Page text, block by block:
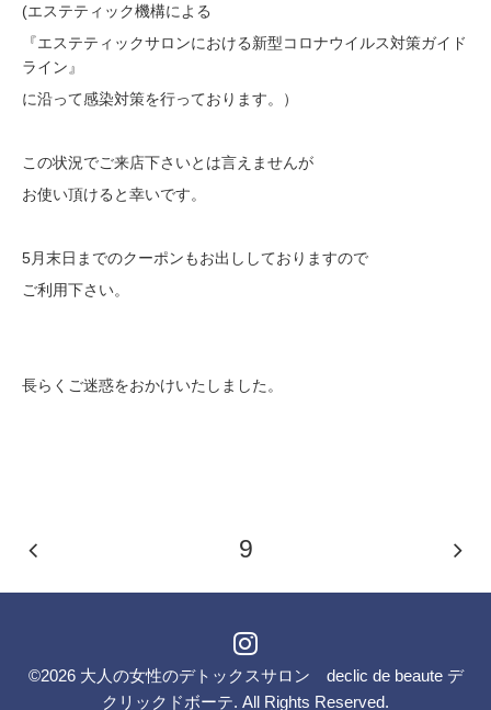
(エステティック機構による
『エステティックサロンにおける新型コロナウイルス対策ガイド
ライン』
に沿って感染対策を行っております。）
この状況でご来店下さいとは言えませんが
お使い頂けると幸いです。
5月末日までのクーポンもお出ししておりますので
ご利用下さい。
長らくご迷惑をおかけいたしました。
9
©2026 大人の女性のデトックスサロン declic de beaute デ
クリックドボーテ. All Rights Reserved.